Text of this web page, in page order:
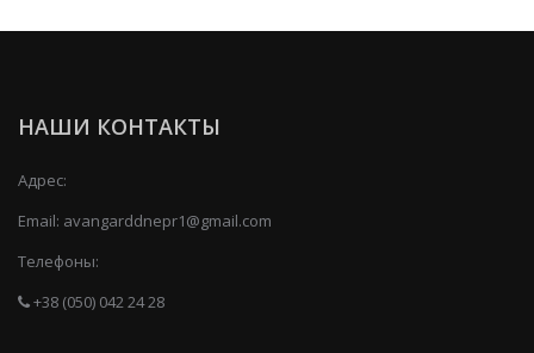
НАШИ КОНТАКТЫ
Адрес:
Email: avangarddnepr1@gmail.com
Телефоны:
+38 (050) 042 24 28